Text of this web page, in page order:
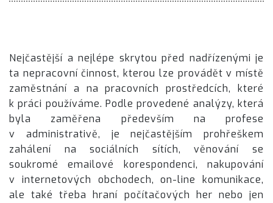
Nejčastější a nejlépe skrytou před nadřízenými je
ta nepracovní činnost, kterou lze provádět v místě
zaměstnání a na pracovních prostředcích, které
k práci používáme. Podle provedené analýzy, která
byla zaměřena především na profese
v administrativě, je nejčastějším prohřeškem
zahálení na sociálních sítích, věnování se
soukromé emailové korespondenci, nakupování
v internetových obchodech, on-line komunikace,
ale také třeba hraní počítačových her nebo jen